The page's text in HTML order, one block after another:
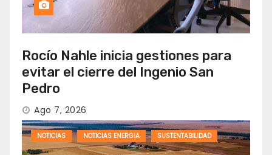
Rocío Nahle inicia gestiones para
evitar el cierre del Ingenio San
Pedro
Ago 7, 2026
NOTICIAS NOTICIAS ENERGIA SUSTENTABILIDAD